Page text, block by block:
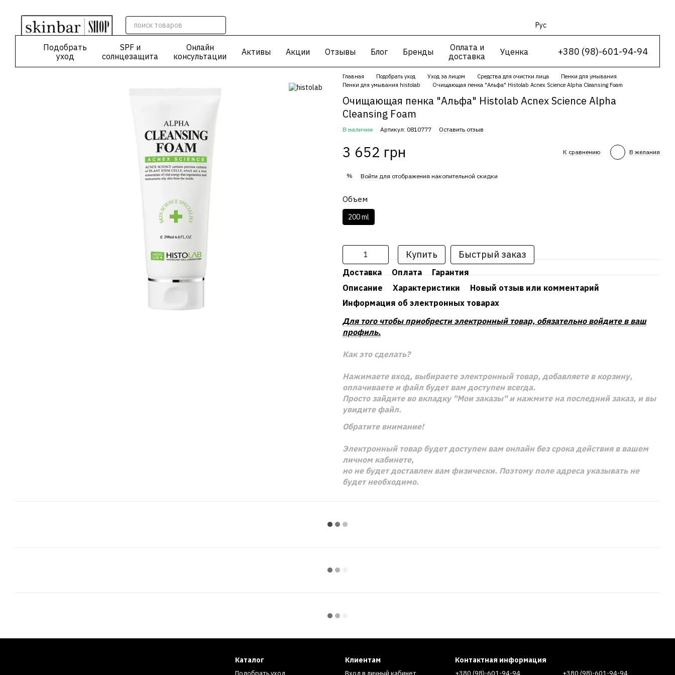
Рус
Подобрать
уход
SPF и
солнцезащита
Онлайн
консультации
Активы Акции Отзывы Блог Бренды
Оплата и
доставка
Уценка +380 (98)-601-94-94
Главная Подобрать уход Уход за лицом Средства для очистки лица
Пенки для умывания
Пенки для умывания histolab
Очищающая пенка "Альфа" Histolab Acnex Science Alpha Cleansing Foam
Очищающая пенка "Альфа" Histolab Acnex Science Alpha
Cleansing Foam
В наличии Артикул: 0810777 Оставить отзыв
3 652 грн К сравнению В желания
% Войти для отображения накопительной скидки
Объем
200 ml
Купить Быстрый заказ
Доставка Оплата
Гарантия
Описание
Характеристики
Новый отзыв или комментарий
Информация об электронных товарах
Для того чтобы приобрести электронный товар, обязательно войдите в ваш
профиль.
Как это сделать?
Нажимаете вход, выбираете электронный товар, добавляете в корзину,
оплачиваете и файл будет вам доступен всегда.
Просто зайдите во вкладку "Мои заказы" и нажмите на последний заказ, и вы
увидите файл.
Обратите внимание!
Электронный товар будет доступен вам онлайн без срока действия в вашем
личном кабинете,
но не будет доставлен вам физически. Поэтому поле адреса указывать не
будет необходимо.
Каталог
Подобрать уход
Клиентам
Вход в личный кабинет
Контактная информация
+380 (98)-601-94-94 +380 (98)-601-94-94